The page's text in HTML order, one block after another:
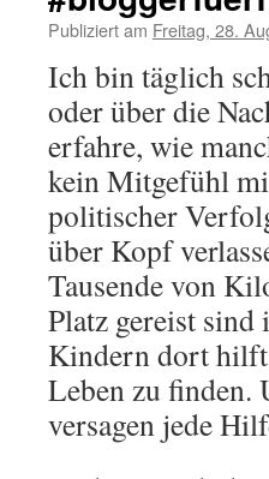
Publiziert am Freitag, 28.
Ich bin täglich
oder über die
erfahre, wie
kein Mitgefühl
politischer
über Kopf
Tausende von
Platz gereist
Kindern dort
Leben zu finden.
versagen jede